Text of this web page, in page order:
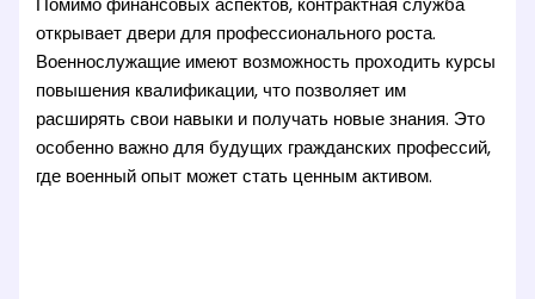
открывает двери для профессионального роста.
Военнослужащие имеют возможность проходить курсы
повышения квалификации, что позволяет им
расширять свои навыки и получать новые знания. Это
особенно важно для будущих гражданских профессий,
где военный опыт может стать ценным активом.